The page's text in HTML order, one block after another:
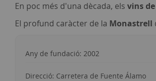
En poc més d'una dècada, els vins
El profund caràcter de la Monastrell
Any de fundació: 2002
Direcció: Carretera de Fuente Álamo